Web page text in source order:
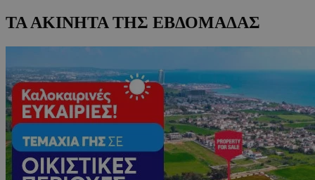
ΤΑ ΑΚΙΝΗΤΑ ΤΗΣ ΕΒΔΟΜΑΔΑΣ